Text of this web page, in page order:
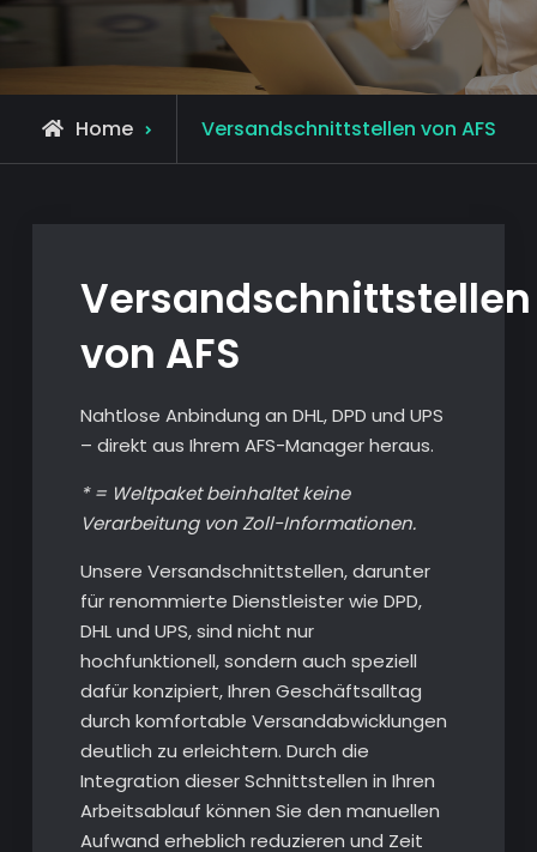
Home Versandschnittstellen von AFS
Versandschnittstellen
von AFS
Nahtlose Anbindung an DHL, DPD und UPS
– direkt aus Ihrem AFS-Manager heraus.
* = Weltpaket beinhaltet keine
Verarbeitung von Zoll-Informationen.
Unsere Versandschnittstellen, darunter
für renommierte Dienstleister wie DPD,
DHL und UPS, sind nicht nur
hochfunktionell, sondern auch speziell
dafür konzipiert, Ihren Geschäftsalltag
durch komfortable Versandabwicklungen
deutlich zu erleichtern. Durch die
Integration dieser Schnittstellen in Ihren
Arbeitsablauf können Sie den manuellen
Aufwand erheblich reduzieren und Zeit